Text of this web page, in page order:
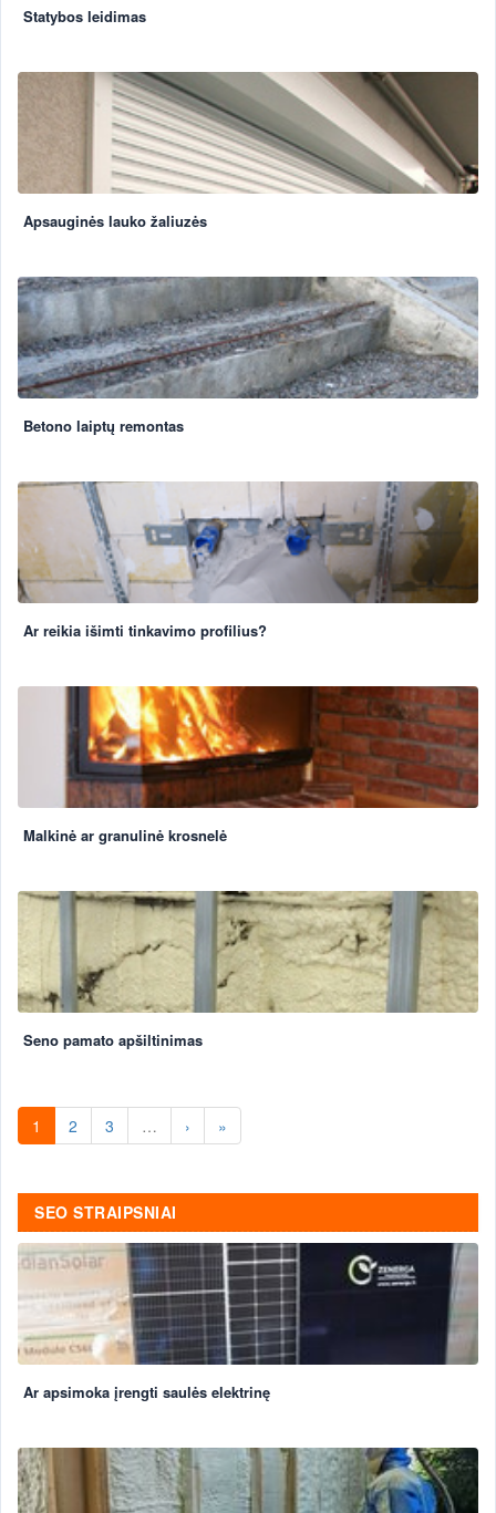
Statybos leidimas
Apsauginės lauko žaliuzės
Betono laiptų remontas
Ar reikia išimti tinkavimo profilius?
Malkinė ar granulinė krosnelė
Seno pamato apšiltinimas
1 2 3 … › »
SEO STRAIPSNIAI
Ar apsimoka įrengti saulės elektrinę